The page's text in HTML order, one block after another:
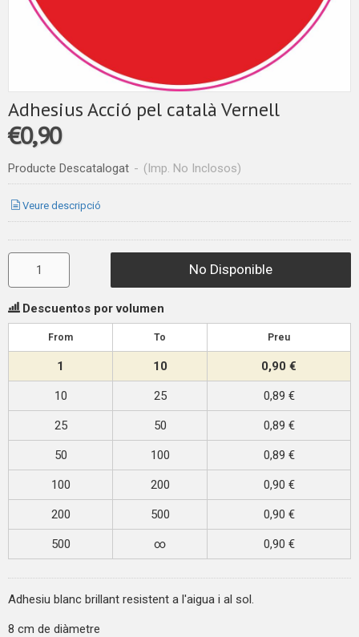
Adhesius Acció pel català Vernell
€0,90
Producte Descatalogat - (Imp. No Inclosos)
Veure descripció
No Disponible
Descuentos por volumen
From To Preu
1 10 0,90 €
10 25 0,89 €
25 50 0,89 €
50 100 0,89 €
100 200 0,90 €
200 500 0,90 €
500 ∞ 0,90 €
Adhesiu blanc brillant resistent a l'aigua i al sol.
8 cm de diàmetre